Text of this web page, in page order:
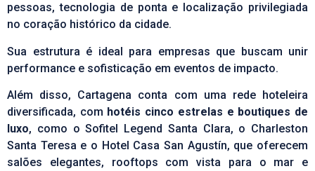
pessoas, tecnologia de ponta e localização privilegiada
no coração histórico da cidade.
Sua estrutura é ideal para empresas que buscam unir
performance e sofisticação em eventos de impacto.
Além disso, Cartagena conta com uma rede hoteleira
diversificada, com hotéis cinco estrelas e boutiques de
luxo, como o Sofitel Legend Santa Clara, o Charleston
Santa Teresa e o Hotel Casa San Agustín, que oferecem
salões elegantes, rooftops com vista para o mar e